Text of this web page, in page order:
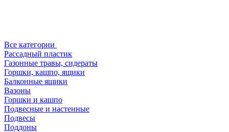
Все категории
Рассадный пластик
Газонные травы, сидераты
Горшки, кашпо, ящики
Балконные ящики
Вазоны
Горшки и кашпо
Подвесные и настенные
Подвесы
Поддоны